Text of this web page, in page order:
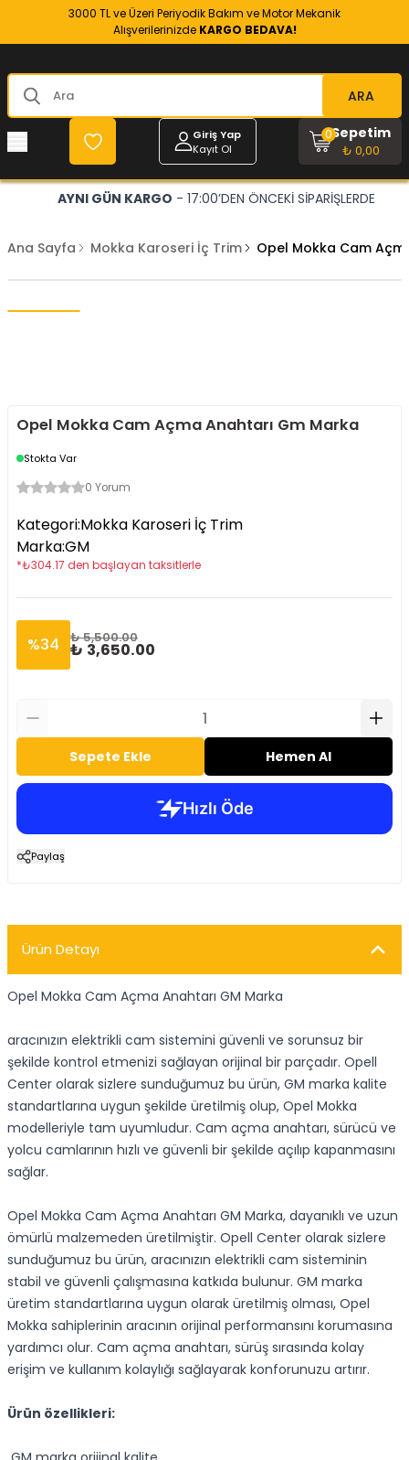
3000 TL ve Üzeri Periyodik Bakım ve Motor Mekanik
Alışverilerinizde KARGO BEDAVA!
ARA
Giriş Yap
Kayıt Ol
Sepetim
₺ 0,00
0
AYNI GÜN KARGO - 17:00’DEN ÖNCEKİ SİPARİŞLERDE
Ana Sayfa Mokka Karoseri İç Trim Opel Mokka Cam
Opel Mokka Cam Açma Anahtarı Gm Marka
Stokta Var
0 Yorum
Kategori:Mokka Karoseri İç Trim
Marka:GM
*₺304.17 den başlayan taksitlerle
%34 ₺ 5,500.00
₺ 3,650.00
Sepete Ekle Hemen Al
Paylaş
Ürün Detayı
Opel Mokka Cam Açma Anahtarı GM Marka
aracınızın elektrikli cam sistemini güvenli ve sorunsuz bir
şekilde kontrol etmenizi sağlayan orijinal bir parçadır. Opell
Center olarak sizlere sunduğumuz bu ürün, GM marka kalite
standartlarına uygun şekilde üretilmiş olup, Opel Mokka
modelleriyle tam uyumludur. Cam açma anahtarı, sürücü ve
yolcu camlarının hızlı ve güvenli bir şekilde açılıp kapanmasını
sağlar.
Opel Mokka Cam Açma Anahtarı GM Marka, dayanıklı ve uzun
ömürlü malzemeden üretilmiştir. Opell Center olarak sizlere
sunduğumuz bu ürün, aracınızın elektrikli cam sisteminin
stabil ve güvenli çalışmasına katkıda bulunur. GM marka
üretim standartlarına uygun olarak üretilmiş olması, Opel
Mokka sahiplerinin aracının orijinal performansını korumasına
yardımcı olur. Cam açma anahtarı, sürüş sırasında kolay
erişim ve kullanım kolaylığı sağlayarak konforunuzu artırır.
Ürün özellikleri: